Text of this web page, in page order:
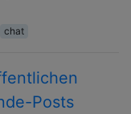
chat
Posts